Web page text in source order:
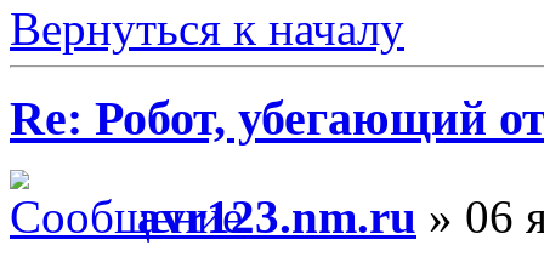
Вернуться к началу
Re: Робот, убегающий
avr123.nm.ru » 06